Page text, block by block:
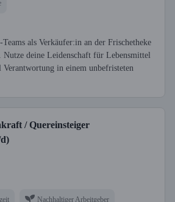
als Verkäufer:in an der Frischetheke
deine Leidenschaft für Lebensmittel
Verantwortung in einem unbefristeten
/ Quereinsteiger
Nachhaltiger Arbeitgeber